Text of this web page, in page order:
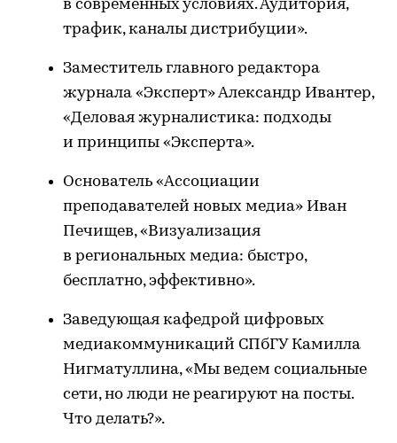
в современных условиях. Аудитория,
трафик, каналы дистрибуции».
Заместитель главного редактора
журнала «Эксперт» Александр Ивантер,
«Деловая журналистика: подходы
и принципы «Эксперта».
Основатель «Ассоциации
преподавателей новых медиа» Иван
Печищев, «Визуализация
в региональных медиа: быстро,
бесплатно, эффективно».
Заведующая кафедрой цифровых
медиакоммуникаций СПбГУ Камилла
Нигматуллина, «Мы ведем социальные
сети, но люди не реагируют на посты.
Что делать?».